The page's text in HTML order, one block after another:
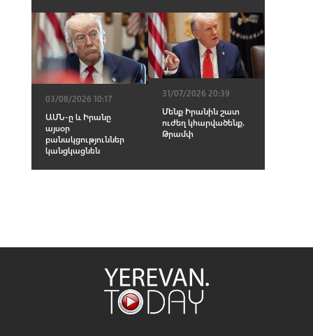
03/08/2026 10:17
ԱՄՆ-ը և Իրանը
այսօր
բանակցություններ
կանցկացնեն
31/07/2026 20:39
Մենք Իրանին շատ
ուժեղ կհարվածենք.
Թրամփ